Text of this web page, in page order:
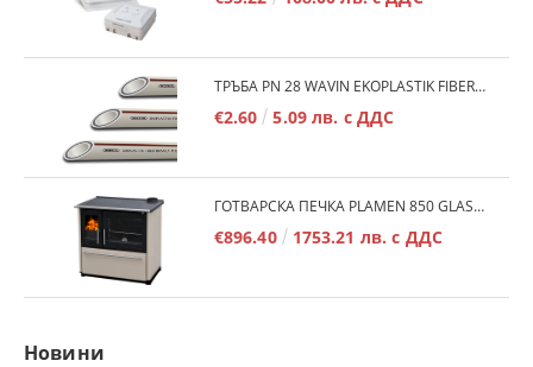
ТРЪБА PN 28 WAVIN EKOPLASTIK FIBER BASALT PLUS - 3М/БР.
€2.60 5.09 лв. с ДДС
ГОТВАРСКА ПЕЧКА PLAMEN 850 GLAS 11KW
€896.40 1753.21 лв. с ДДС
Новини